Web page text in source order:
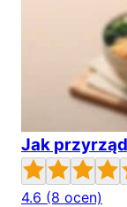
Jak
4.6 (8 ocen)